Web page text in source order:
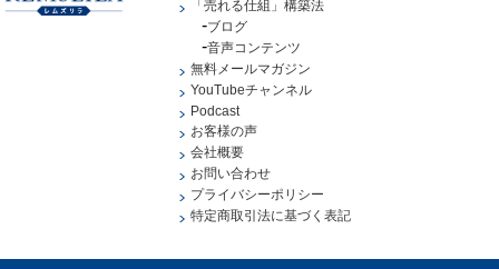
「売れる仕組」構築法
ブログ
音声コンテンツ
無料メールマガジン
YouTubeチャンネル
Podcast
お客様の声
会社概要
お問い合わせ
プライバシーポリシー
特定商取引法に基づく表記